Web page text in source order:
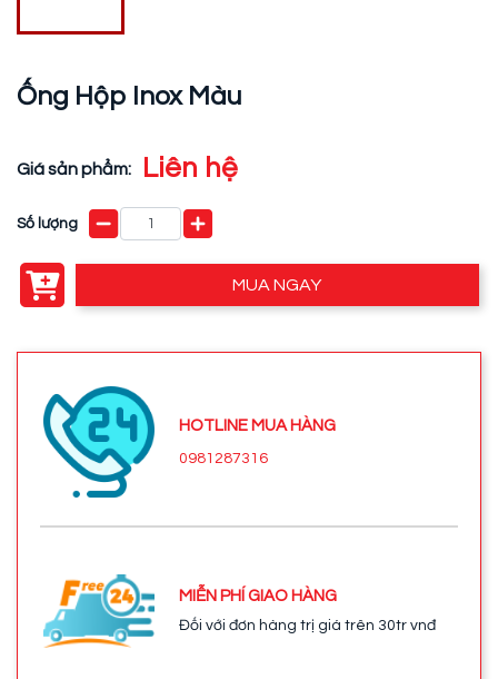
Ống Hộp Inox Màu
Giá sản phẩm: Liên hệ
Số lượng
MUA NGAY
HOTLINE MUA HÀNG
0981287316
MIỄN PHÍ GIAO HÀNG
Đối với đơn hàng trị giá trên 30tr vnđ